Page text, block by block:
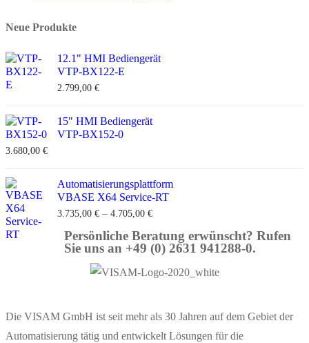
Neue Produkte
12.1" HMI Bediengerät
VTP-BX122-E
2.799,00 €
15" HMI Bediengerät
VTP-BX152-0
3.680,00 €
Automatisierungsplattform
VBASE X64 Service-RT
3.735,00 € – 4.705,00 €
Persönliche Beratung erwünscht? Rufen
Sie uns an +49 (0) 2631 941288-0.
Die VISAM GmbH ist seit mehr als 30 Jahren auf dem Gebiet der
Automatisierung tätig und entwickelt Lösungen für die